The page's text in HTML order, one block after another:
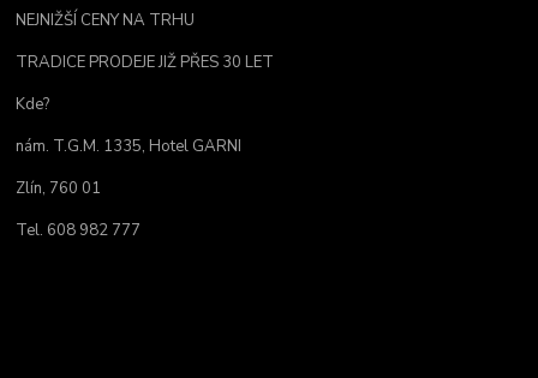
NEJNIŽŠÍ CENY NA TRHU
TRADICE PRODEJE JIŽ PŘES 30 LET
Kde?
nám. T.G.M. 1335, Hotel GARNI
Zlín, 760 01
Tel. 608 982 777